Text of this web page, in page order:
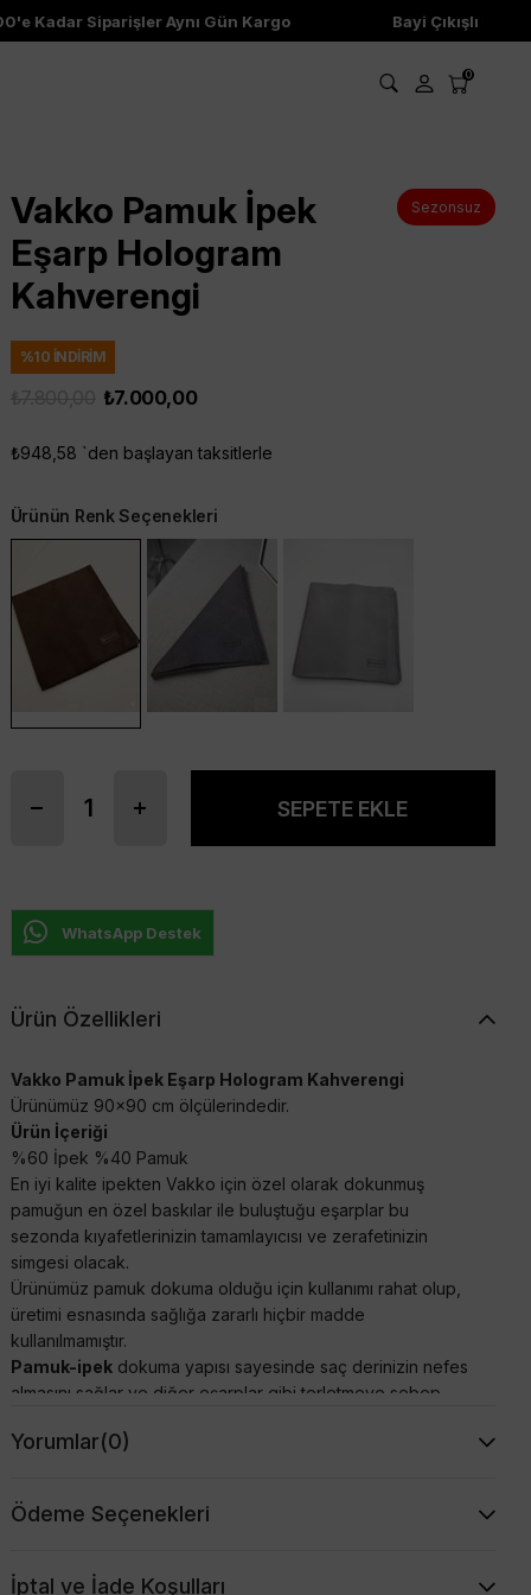
Kadar Siparişler Aynı Gün Kargo Bayi Çıkışlı Ürünler
0
Vakko Pamuk İpek
Eşarp Hologram
Kahverengi
Sezonsuz
%10 İNDIRIM
₺7.000,00
₺948,58 `den başlayan taksitlerle
Ürünün Renk Seçenekleri
WhatsApp Destek
Ürün Özellikleri
Vakko Pamuk İpek Eşarp Hologram Kahverengi
Ürünümüz 90x90 cm ölçülerindedir.
Ürün İçeriği
%60 İpek %40 Pamuk
En iyi kalite ipekten Vakko için özel olarak dokunmuş
pamuğun en özel baskılar ile buluştuğu eşarplar bu
sezonda kıyafetlerinizin tamamlayıcısı ve zerafetinizin
simgesi olacak.
Ürünümüz pamuk dokuma olduğu için kullanımı rahat olup,
üretimi esnasında sağlığa zararlı hiçbir madde
kullanılmamıştır.
Pamuk-ipekdokuma yapısı sayesinde saç derinizin nefes
almasını sağlar ve diğer eşarplar gibi terletmeye sebep
Pamuk-ipek dokusu ile eşarbınız kolayca şekil alır ve
sağlar.
Üstün kalite işçilik ile üretimi sayesinde çok şık bir
renklendirildiği için çok canlı ve doğal bir görünüme sahiptir.
Yorumlar(0)
Ödeme Seçenekleri
İptal ve İade Koşulları